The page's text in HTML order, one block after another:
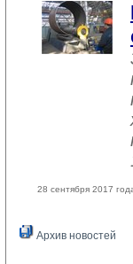
28 сентября 2017
Архив новостей